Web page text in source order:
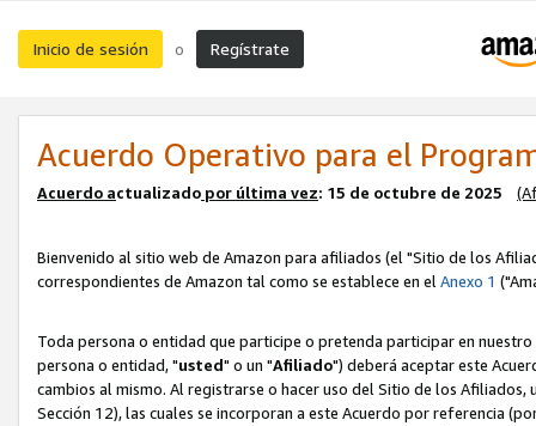
Inicio de sesión o Regístrate
Acuerdo Operativo para el
Acuerdo actualizado por última vez: 15 de octubre de 2025
Bienvenido al sitio web de Amazon para afiliados (el "Sitio de los
correspondientes de Amazon tal como se establece en elAnexo 1
Toda persona o entidad que participe o pretenda participar en
persona o entidad, "usted" o un "Afiliado") deberá aceptar este
cambios al mismo. Al registrarse o hacer uso del Sitio de los
Sección 12), las cuales se incorporan a este Acuerdo por referencia